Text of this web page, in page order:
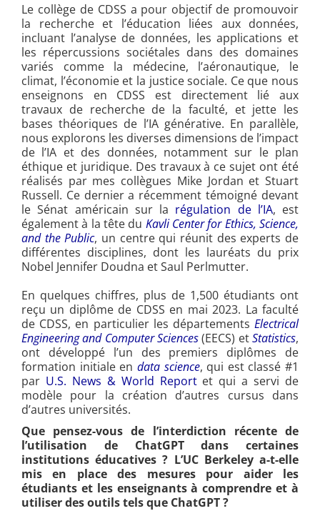
Le collège de CDSS a pour objectif de promouvoir
la recherche et l’éducation liées aux données,
incluant l’analyse de données, les applications et
les répercussions sociétales dans des domaines
variés comme la médecine, l’aéronautique, le
climat, l’économie et la justice sociale. Ce que nous
enseignons en CDSS est directement lié aux
travaux de recherche de la faculté, et jette les
bases théoriques de l’IA générative. En parallèle,
nous explorons les diverses dimensions de l’impact
de l’IA et des données, notamment sur le plan
éthique et juridique. Des travaux à ce sujet ont été
réalisés par mes collègues Mike Jordan et Stuart
Russell. Ce dernier a récemment témoigné devant
le Sénat américain sur la régulation de l’IA, est
également à la tête du Kavli Center for Ethics, Science,
and the Public, un centre qui réunit des experts de
différentes disciplines, dont les lauréats du prix
Nobel Jennifer Doudna et Saul Perlmutter.
En quelques chiffres, plus de 1,500 étudiants ont
reçu un diplôme de CDSS en mai 2023. La faculté
de CDSS, en particulier les départements Electrical
Engineering and Computer Sciences(EECS) etStatistics,
ont développé l’un des premiers diplômes de
formation initiale en data science, qui est classé #1
par U.S. News & World Reportet qui a servi de
modèle pour la création d’autres cursus dans
d’autres universités.
Que pensez-vous de l’interdiction récente de
l’utilisation de ChatGPT dans certaines
institutions éducatives ? L’UC Berkeley a-t-elle
mis en place des mesures pour aider les
étudiants et les enseignants à comprendre et à
utiliser des outils tels que ChatGPT ?